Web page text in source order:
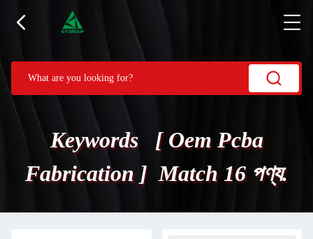
Keywords [ Oem Pcba
Fabrication ] Match 16 পণ্য.